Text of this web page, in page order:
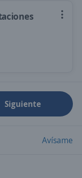
Siguiente
Avísame